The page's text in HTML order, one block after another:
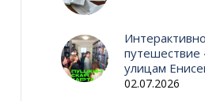
улицам
02.07.2026